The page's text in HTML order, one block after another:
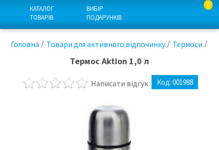
КАТАЛОГ
ТОВАРІВ
ВИБІР
ПОДАРУНКІВ
0
Головна Товари для активного відпочинку Термоси
Термос Aktion 1,0 л
Написати відгук Код: 001988